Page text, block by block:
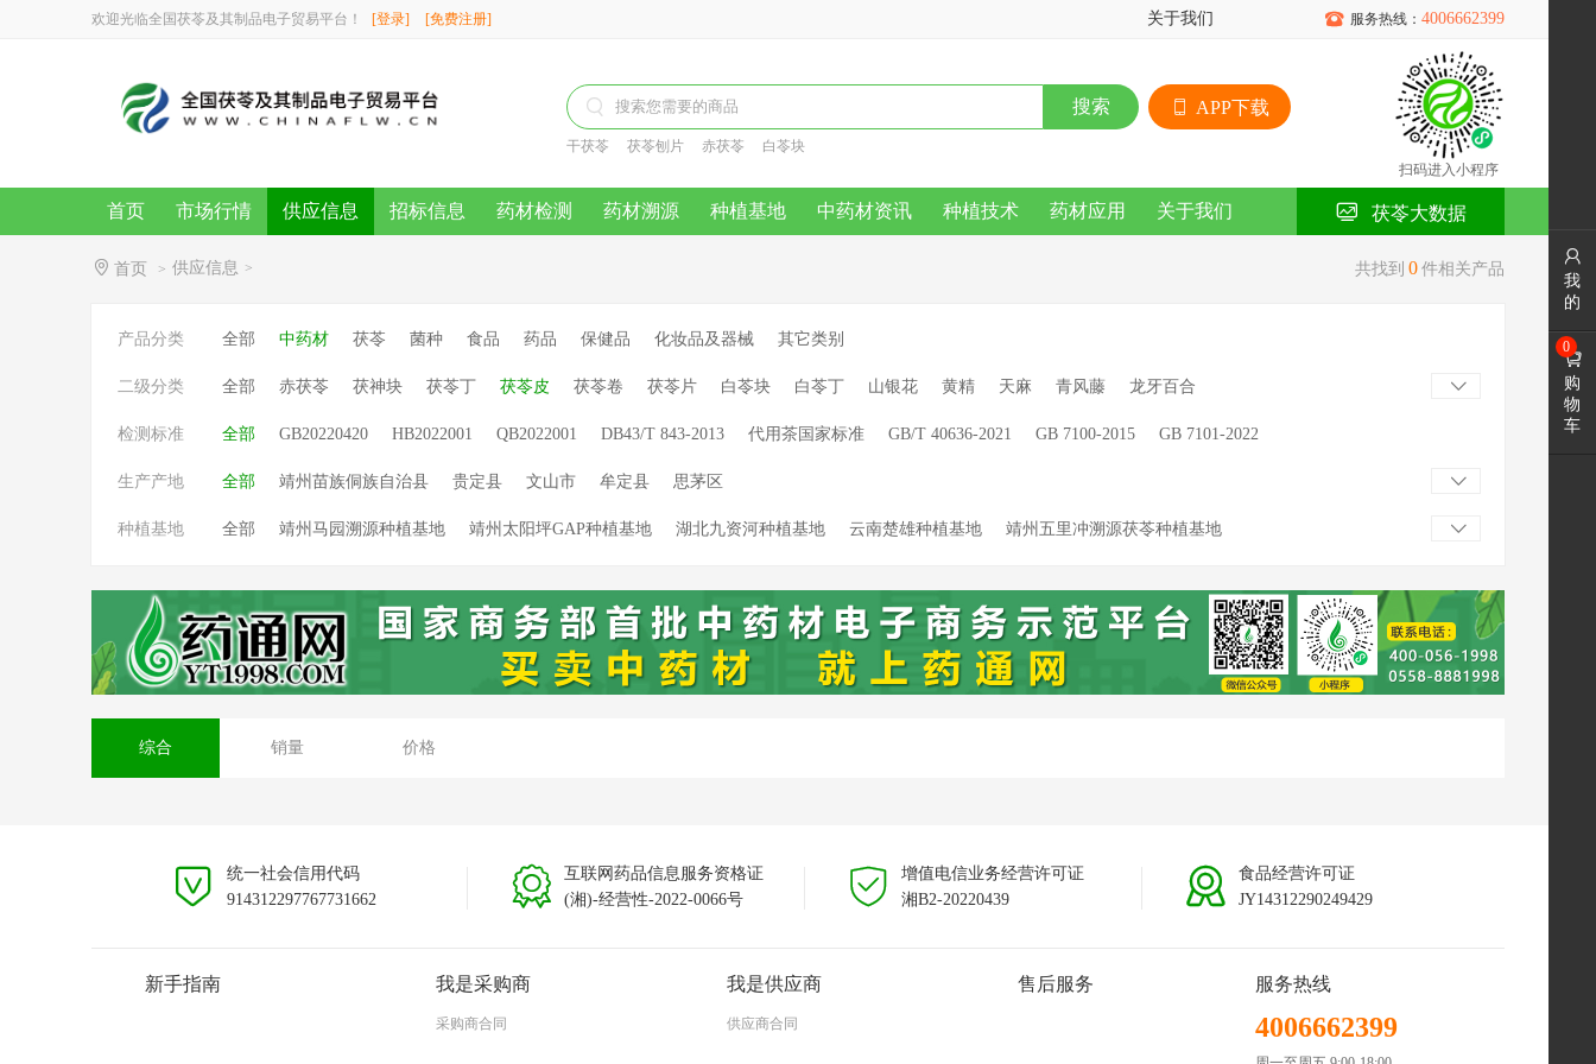
欢迎光临全国茯苓及其制品电子贸易平台！ [登录] [免费注册] 关于我们  服务热线： 4006662399
 搜索
干茯苓 茯苓刨片 赤茯苓 白苓块
APP下载
扫码进入小程序
首页 市场行情 供应信息 招标信息 药材检测 药材溯源 种植基地 中药材资讯 种植技术 药材应用 关于我们 茯苓大数据
首页 > 供应信息 > 共找到 0 件相关产品
产品分类 全部 中药材 茯苓 菌种 食品 药品 保健品 化妆品及器械 其它类别
二级分类 全部 赤茯苓 茯神块 茯苓丁 茯苓皮 茯苓卷 茯苓片 白苓块 白苓丁 山银花 黄精 天麻 青风藤 龙牙百合 
检测标准 全部 GB20220420 HB2022001 QB2022001 DB43/T 843-2013 代用茶国家标准 GB/T 40636-2021 GB 7100-2015 GB 7101-2022
生产产地 全部 靖州苗族侗族自治县 贵定县 文山市 牟定县 思茅区 
种植基地 全部 靖州马园溯源种植基地 靖州太阳坪GAP种植基地 湖北九资河种植基地 云南楚雄种植基地
靖州五里冲溯源茯苓种植基地
贵州黎平种植基地 云南文山种植基地

综合 销量 价格

我
的

购
物
车
0
统一社会信用代码
914312297767731662
互联网药品信息服务资格证
(湘)-经营性-2022-0066号
增值电信业务经营许可证
湘B2-20220439
食品经营许可证
JY14312290249429
新手指南 我是采购商
采购商合同
我是供应商
供应商合同
售后服务 服务热线
4006662399